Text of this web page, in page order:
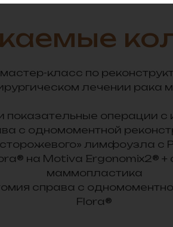
класс по
лечении рака
показательные операции
с одномоментной
лимфоузла с
на Motiva Ergonomix2®
маммопластика
справа с
Flora®